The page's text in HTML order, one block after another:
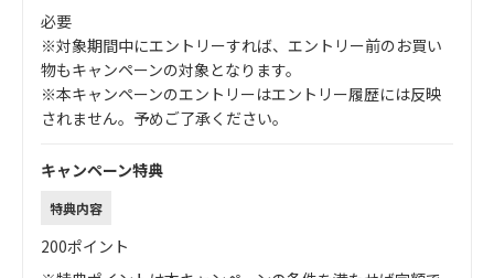
必要
※対象期間中にエントリーすれば、エントリー前のお買い
物もキャンペーンの対象となります。
※本キャンペーンのエントリーはエントリー履歴には反映
されません。予めご了承ください。
キャンペーン特典
特典内容
200ポイント